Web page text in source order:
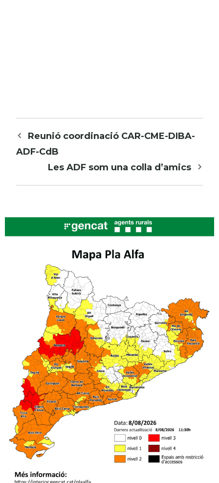
Navegació
per
entrades
Reunió coordinació CAR-CME-DIBA-
ADF-CdB
Les ADF som una colla d’amics